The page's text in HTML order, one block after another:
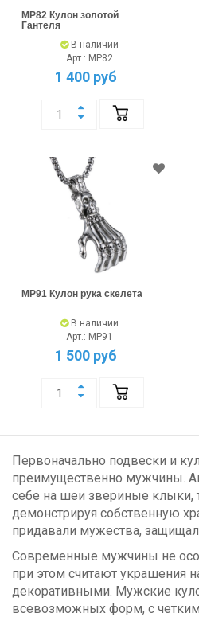
MP82 Кулон золотой
Гантеля
В наличии
Арт.: MP82
1 400 руб
MP91 Кулон рука скелета
В наличии
Арт.: MP91
1 500 руб
Первоначально подвески и
преимущественно мужчины.
себе на шеи звериные
демонстрируя собственную
придавали мужества,
Современные мужчины не
при этом считают украшения
декоративными. Мужские
всевозможных форм, с